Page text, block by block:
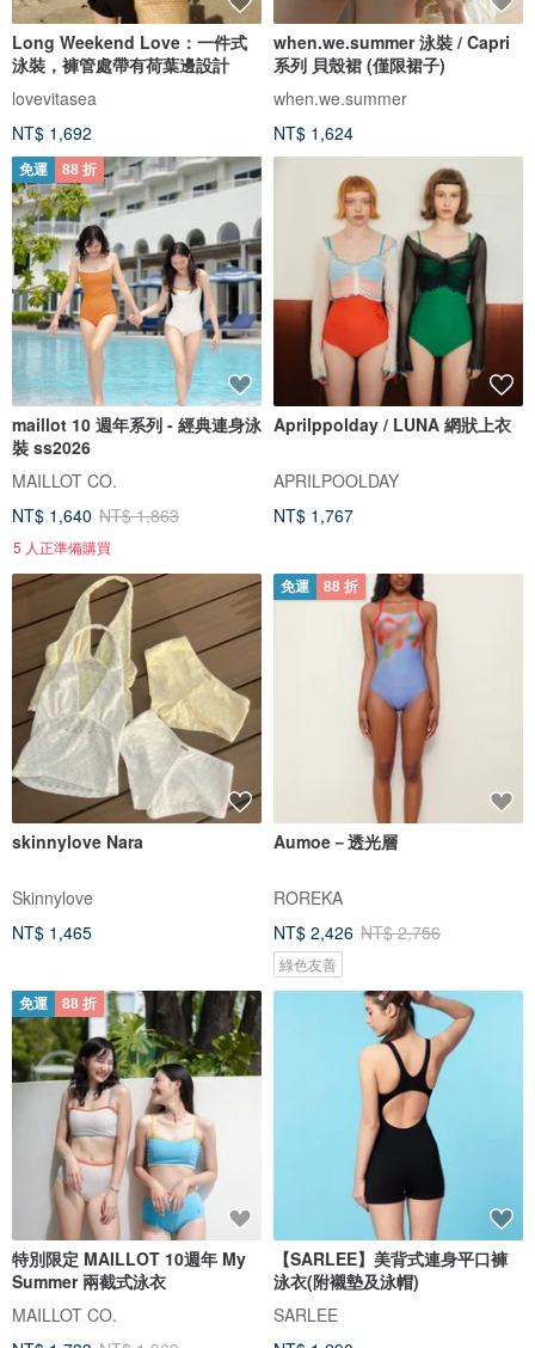
Long Weekend Love：一件式
泳裝，褲管處帶有荷葉邊設計
lovevitasea
NT$ 1,692
when.we.summer 泳裝 / Capri
系列 貝殼裙 (僅限裙子)
when.we.summer
NT$ 1,624
免運 88 折
maillot 10 週年系列 - 經典連身泳
裝 ss2026
MAILLOT CO.
NT$ 1,640 NT$ 1,863
5 人正準備購買
Aprilppolday / LUNA 網狀上衣
APRILPOOLDAY
NT$ 1,767
skinnylove Nara
Skinnylove
NT$ 1,465
免運 88 折
Aumoe－透光層
ROREKA
NT$ 2,426 NT$ 2,756
綠色友善
免運 88 折
特別限定 MAILLOT 10週年 My
Summer 兩截式泳衣
MAILLOT CO.
【SARLEE】美背式連身平口褲
泳衣(附襯墊及泳帽)
SARLEE